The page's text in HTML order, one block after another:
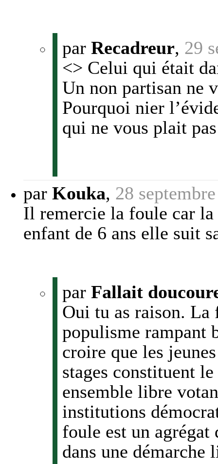
par Recadreur, 29
<> Celui qui était
Un non partisan ne
Pourquoi nier
qui ne vous plait
par Kouka, 28
Il remercie la foule car
enfant de 6 ans elle suit
par Fallait
Oui tu as raison. La
populisme rampant
croire que les
stages constituent
ensemble libre
institutions
foule est un
dans une